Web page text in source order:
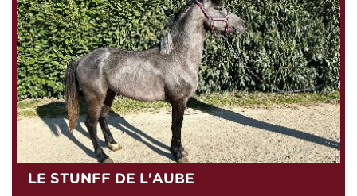
LE STUNFF DE L'AUBE